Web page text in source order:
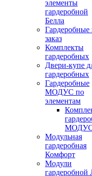
элементы
гардеробной
Белла
Гардеробные
заказ
Комплекты
гардеробных
Двери-купе
гардеробных
Гардеробные
МОДУС по
элементам
Модульная
гардеробная
Комфорт
Модули
гардеробной